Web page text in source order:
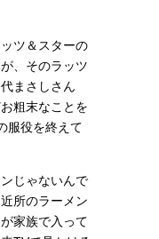
ツ＆スターの
、そのラッツ
まさしさん
粗末なことを
服役を終えて
じゃないんで
所のラーメン
家族で入って